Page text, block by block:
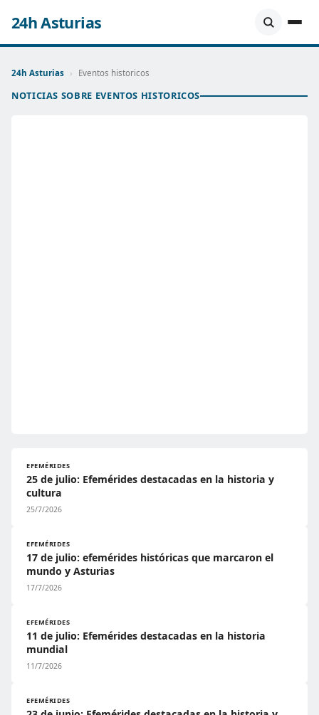
24h Asturias
24h Asturias › Eventos historicos
NOTICIAS SOBRE EVENTOS HISTORICOS
EFEMÉRIDES
25 de julio: Efemérides destacadas en la historia y
cultura
25/7/2026
EFEMÉRIDES
17 de julio: efemérides históricas que marcaron el
mundo y Asturias
17/7/2026
EFEMÉRIDES
11 de julio: Efemérides destacadas en la historia
mundial
11/7/2026
EFEMÉRIDES